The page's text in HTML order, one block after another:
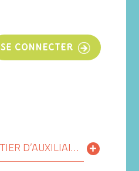
SE CONNECTER
DÉCOUVREZ LE MÉTIER D’AUXILIAIRE DE VIE AUTREMENT !